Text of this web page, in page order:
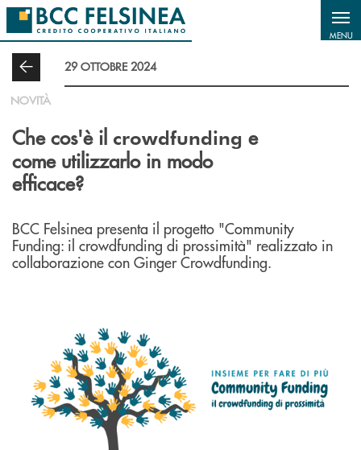
Salta al contenuto principale
MENU
29 OTTOBRE 2024
NOVITÀ
Che cos'è il crowdfunding e
come utilizzarlo in modo
efficace?
BCC Felsinea presenta il progetto "Community
Funding: il crowdfunding di prossimità" realizzato in
collaborazione con Ginger Crowdfunding.